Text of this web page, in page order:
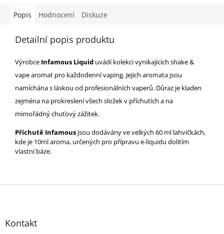
Popis Hodnocení Diskuze
Detailní popis produktu
Výrobce Infamous Liquid uvádí kolekci vynikajících shake &
vape aromat pro každodenní vaping. Jejich aromata jsou
namíchána s láskou od profesionálních vaperů. Důraz je kladen
zejména na prokreslení všech složek v příchutích a na
mimořádný chuťový zážitek.
Příchutě Infamous jsou dodávány ve velkých 60 ml lahvičkách,
kde je 10ml aroma, určených pro přípravu e-liquidu dolitím
vlastní báze.
Kontakt